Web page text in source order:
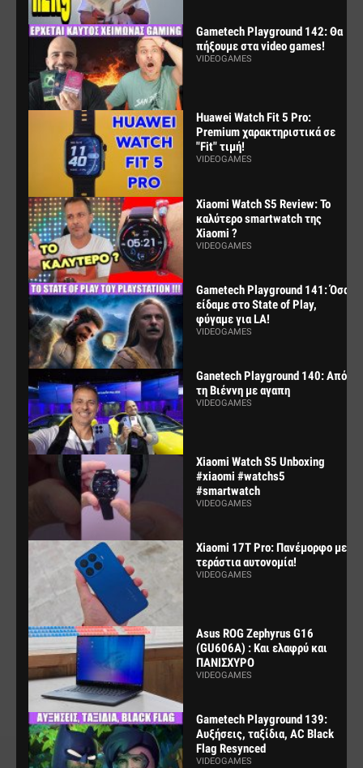
Gametech Playground 142: Θα
πήξουμε στα video games!
VIDEOGAMES
Huawei Watch Fit 5 Pro:
Premium χαρακτηριστικά σε
"Fit" τιμή!
VIDEOGAMES
Xiaomi Watch S5 Review: Το
καλύτερο smartwatch της
Xiaomi ?
VIDEOGAMES
Gametech Playground 141: Όσα
είδαμε στο State of Play,
φύγαμε για LA!
VIDEOGAMES
Ganetech Playground 140: Από
τη Βιέννη με αγαπη
VIDEOGAMES
Xiaomi Watch S5 Unboxing
#xiaomi #watchs5
#smartwatch
VIDEOGAMES
Xiaomi 17T Pro: Πανέμορφο με
τεράστια αυτονομία!
VIDEOGAMES
Asus ROG Zephyrus G16
(GU606A) : Και ελαφρύ και
ΠΑΝΙΣΧΥΡΟ
VIDEOGAMES
Gametech Playground 139:
Αυξήσεις, ταξίδια, AC Black
Flag Resynced
VIDEOGAMES